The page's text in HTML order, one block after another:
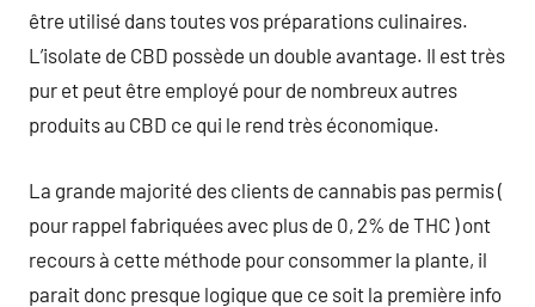
être utilisé dans toutes vos préparations culinaires.
L’isolate de CBD possède un double avantage. Il est très
pur et peut être employé pour de nombreux autres
produits au CBD ce qui le rend très économique.
La grande majorité des clients de cannabis pas permis (
pour rappel fabriquées avec plus de 0, 2% de THC ) ont
recours à cette méthode pour consommer la plante, il
parait donc presque logique que ce soit la première info